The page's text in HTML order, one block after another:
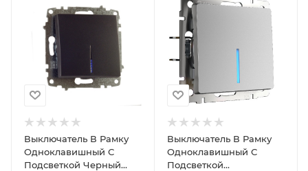
Выключатель В Рамку
Одноклавишный С
Подсветкой Черный
Выключатель В Рамку
Одноклавишный С
Подсветкой